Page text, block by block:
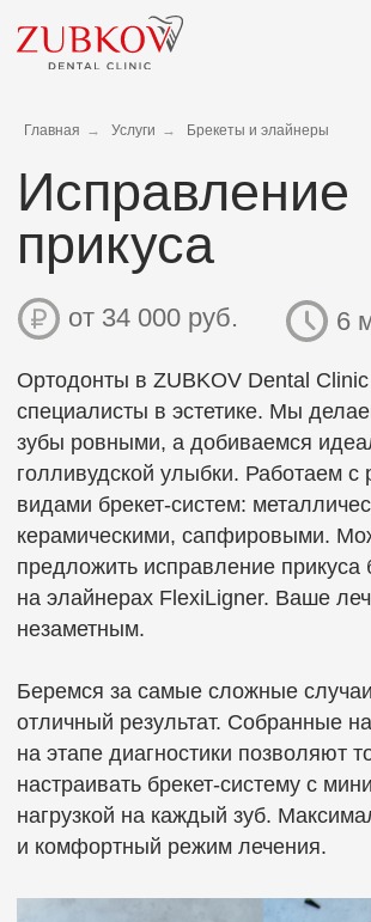
Главная → Услуги → Брекеты и элайнеры
от 34 000 руб.
Исправление
прикуса
Ортодонты в ZUBKOV Dental Clinic ⏤
зубы ровными, а добиваемся идеала ⏤
голливудской улыбки. Работаем с различными
керамическими, сапфировыми. Можем
предложить исправление прикуса без брекетов ⏤
на элайнерах FlexiLigner. Ваше лечение будет
незаметным.
Беремся за самые сложные случаи и получаем
отличный результат. Собранные нами данные
на этапе диагностики позволяют точно
настраивать брекет-систему с минимальной
нагрузкой на каждый зуб. Максимально щадящий
и комфортный режим лечения.